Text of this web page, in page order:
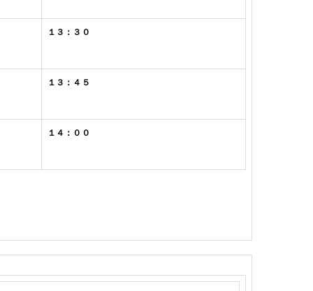
１３：３０
１３：４５
１４：００